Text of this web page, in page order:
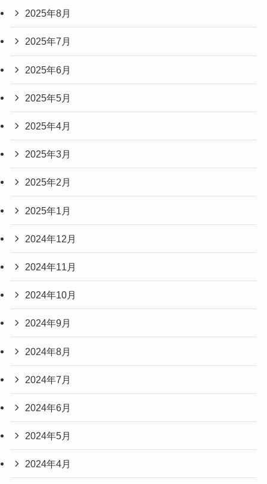
2025年8月
2025年7月
2025年6月
2025年5月
2025年4月
2025年3月
2025年2月
2025年1月
2024年12月
2024年11月
2024年10月
2024年9月
2024年8月
2024年7月
2024年6月
2024年5月
2024年4月